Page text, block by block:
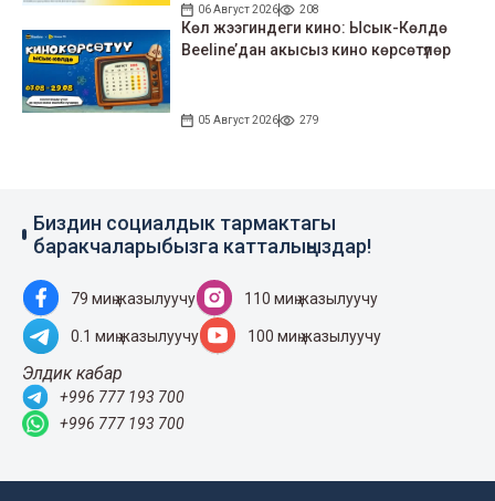
06 Август 2026 208
Көл жээгиндеги кино: Ысык-Көлдө
Beeline’дан акысыз кино көрсөтүлөр
05 Август 2026 279
Биздин социалдык тармактагы
баракчаларыбызга катталыңыздар!
79 миң жазылуучу 110 миң жазылуучу
0.1 миң жазылуучу 100 миң жазылуучу
Элдик кабар
+996 777 193 700
+996 777 193 700